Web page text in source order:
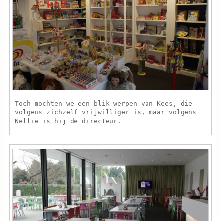
Toch mochten we een blik werpen van Kees, die
volgens zichzelf vrijwilliger is, maar volgens
Nellie is hij de directeur.